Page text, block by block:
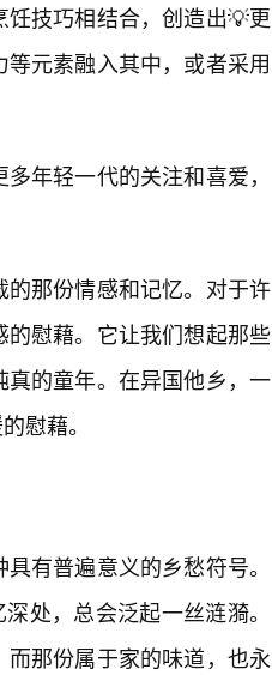
技巧相结合，创造出💡更
元素融入其中，或者采用
年轻一代的关注和喜爱，
那份情感和记忆。对于许
慰藉。它让我们想起那些
的童年。在异国他乡，一
慰藉。
有普遍意义的乡愁符号。
处，总会泛起一丝涟漪。
那份属于家的味道，也永